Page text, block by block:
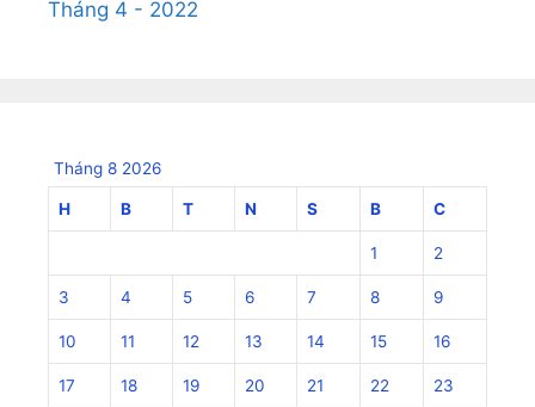
Tháng 4 - 2022
Tháng 8 2026
H B T N S B C
1 2
3 4 5 6 7 8 9
10 11 12 13 14 15 16
17 18 19 20 21 22 23